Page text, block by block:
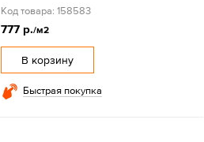
Код товара: 158583
777 р./м2
В корзину
Быстрая покупка